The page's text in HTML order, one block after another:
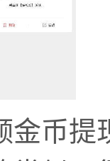
金币提